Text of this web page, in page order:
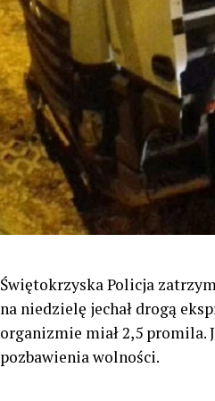
Świętokrzyska Policja
na niedzielę jechał drogą
organizmie miał 2,5 promila.
pozbawienia wolności.